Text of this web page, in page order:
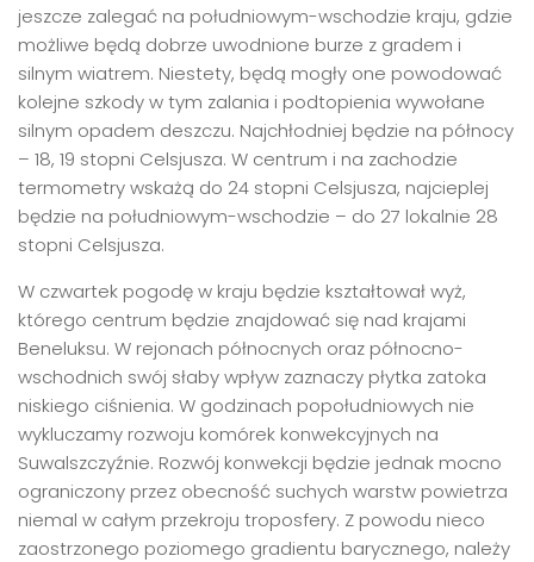
jeszcze zalegać na południowym-wschodzie kraju, gdzie
możliwe będą dobrze uwodnione burze z gradem i
silnym wiatrem. Niestety, będą mogły one powodować
kolejne szkody w tym zalania i podtopienia wywołane
silnym opadem deszczu. Najchłodniej będzie na północy
– 18, 19 stopni Celsjusza. W centrum i na zachodzie
termometry wskażą do 24 stopni Celsjusza, najcieplej
będzie na południowym-wschodzie – do 27 lokalnie 28
stopni Celsjusza.
W czwartek pogodę w kraju będzie kształtował wyż,
którego centrum będzie znajdować się nad krajami
Beneluksu. W rejonach północnych oraz północno-
wschodnich swój słaby wpływ zaznaczy płytka zatoka
niskiego ciśnienia. W godzinach popołudniowych nie
wykluczamy rozwoju komórek konwekcyjnych na
Suwalszczyźnie. Rozwój konwekcji będzie jednak mocno
ograniczony przez obecność suchych warstw powietrza
niemal w całym przekroju troposfery. Z powodu nieco
zaostrzonego poziomego gradientu barycznego, należy